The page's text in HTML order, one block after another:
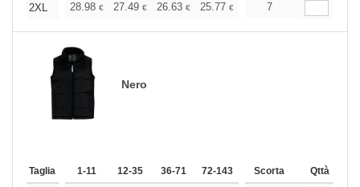
2XL
28.98 € 27.49 € 26.63 € 25.77 € 24.48
7
Nero
Taglia 1-11 12-35 36-71 72-143 144-287 288 +
Scorta Qttà